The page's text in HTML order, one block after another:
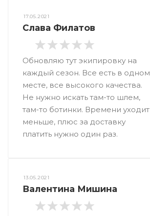
17.05.2021
Слава Филатов
Обновляю тут экипировку на
каждый сезон. Все есть в одном
месте, все высокого качества.
Не нужно искать там-то шлем,
там-то ботинки. Времени уходит
меньше, плюс за доставку
платить нужно один раз.
13.05.2021
Валентина Мишина